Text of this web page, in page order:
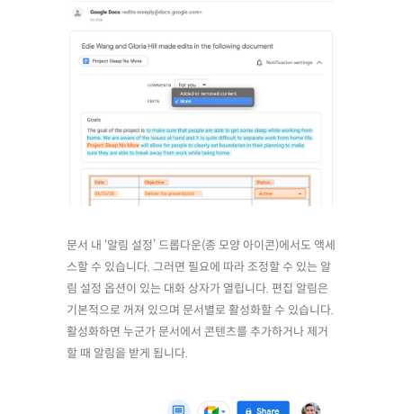
문서 내 ‘알림 설정’ 드롭다운(종 모양 아이콘)에서도 액세
스할 수 있습니다. 그러면 필요에 따라 조정할 수 있는 알
림 설정 옵션이 있는 대화 상자가 열립니다. 편집 알림은
기본적으로 꺼져 있으며 문서별로 활성화할 수 있습니다.
활성화하면 누군가 문서에서 콘텐츠를 추가하거나 제거
할 때 알림을 받게 됩니다.